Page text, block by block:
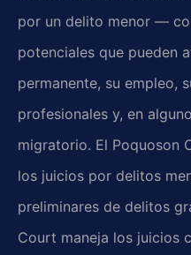
por un delito menor —
potenciales que pueden
permanente, su empleo,
profesionales y, en
migratorio. El Poquoson
los juicios por delitos
preliminares de delitos
Court maneja los juicios